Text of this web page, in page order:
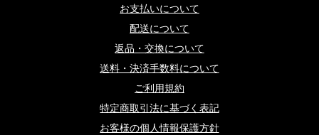
お支払いについて
配送について
返品・交換について
送料・決済手数料について
ご利用規約
特定商取引法に基づく表記
お客様の個人情報保護方針